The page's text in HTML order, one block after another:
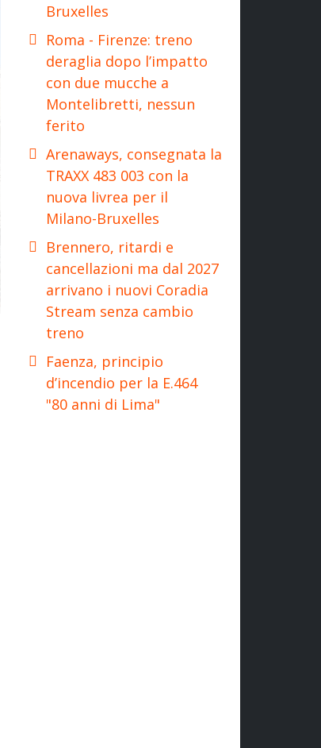
Bruxelles
Roma - Firenze: treno
deraglia dopo l’impatto
con due mucche a
Montelibretti, nessun
ferito
Arenaways, consegnata la
TRAXX 483 003 con la
nuova livrea per il
Milano-Bruxelles
Brennero, ritardi e
cancellazioni ma dal 2027
arrivano i nuovi Coradia
Stream senza cambio
treno
Faenza, principio
d’incendio per la E.464
"80 anni di Lima"